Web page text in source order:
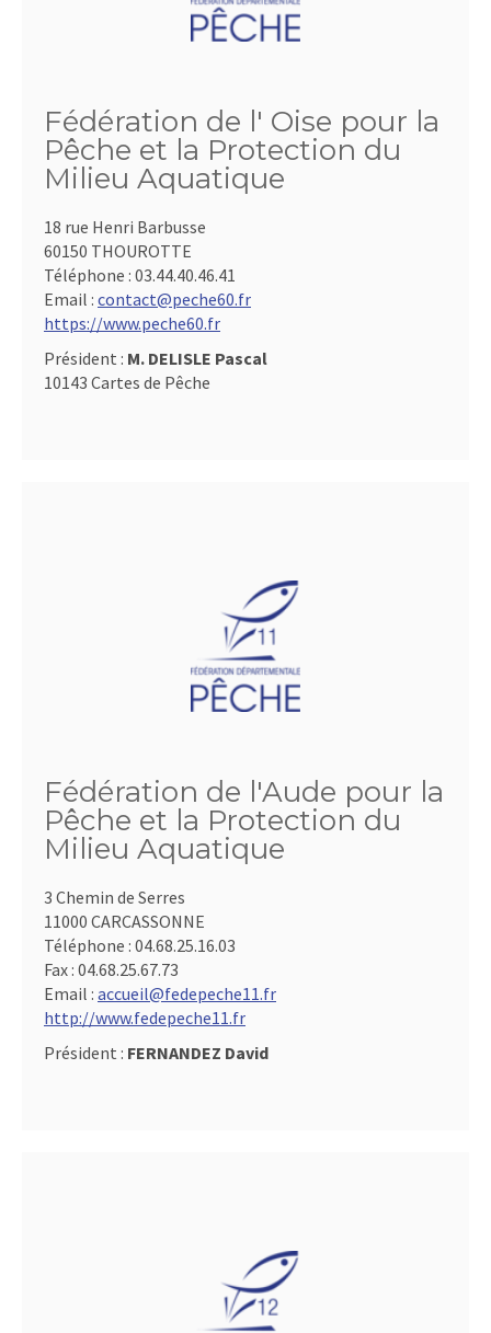
Fédération de l' Oise pour la
Pêche et la Protection du
Milieu Aquatique
18 rue Henri Barbusse
60150 THOUROTTE
Téléphone : 03.44.40.46.41
Email : contact@peche60.fr
https://www.peche60.fr
Président : M. DELISLE Pascal
10143 Cartes de Pêche
Fédération de l'Aude pour la
Pêche et la Protection du
Milieu Aquatique
3 Chemin de Serres
11000 CARCASSONNE
Téléphone : 04.68.25.16.03
Fax : 04.68.25.67.73
Email : accueil@fedepeche11.fr
http://www.fedepeche11.fr
Président : FERNANDEZ David